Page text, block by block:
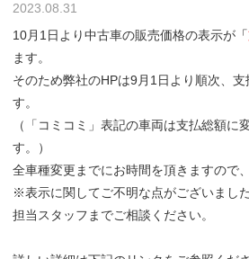
2023.08.31
10月1日より中古車の販売価格の表示が 「
ます。
そのため弊社のHPは9月1日より順次、
す。
（「コミコミ」表記の車両は支払総額に
す。）
全車種変更までにお時間を頂きますので
※表示に関してご不明な点がございました
担当スタッフまでご相談ください。